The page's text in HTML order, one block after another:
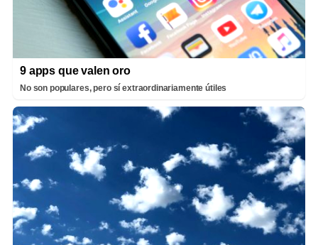
9 apps que valen oro
No son populares, pero sí extraordinariamente útiles